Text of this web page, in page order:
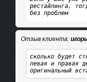
рестайлинга,
без проблем
Отзыв клиента: игорь
сколько будет
левая и правая
оригинальный